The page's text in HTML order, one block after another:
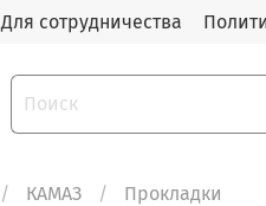
Для сотрудничества
КАМАЗ Прокладки